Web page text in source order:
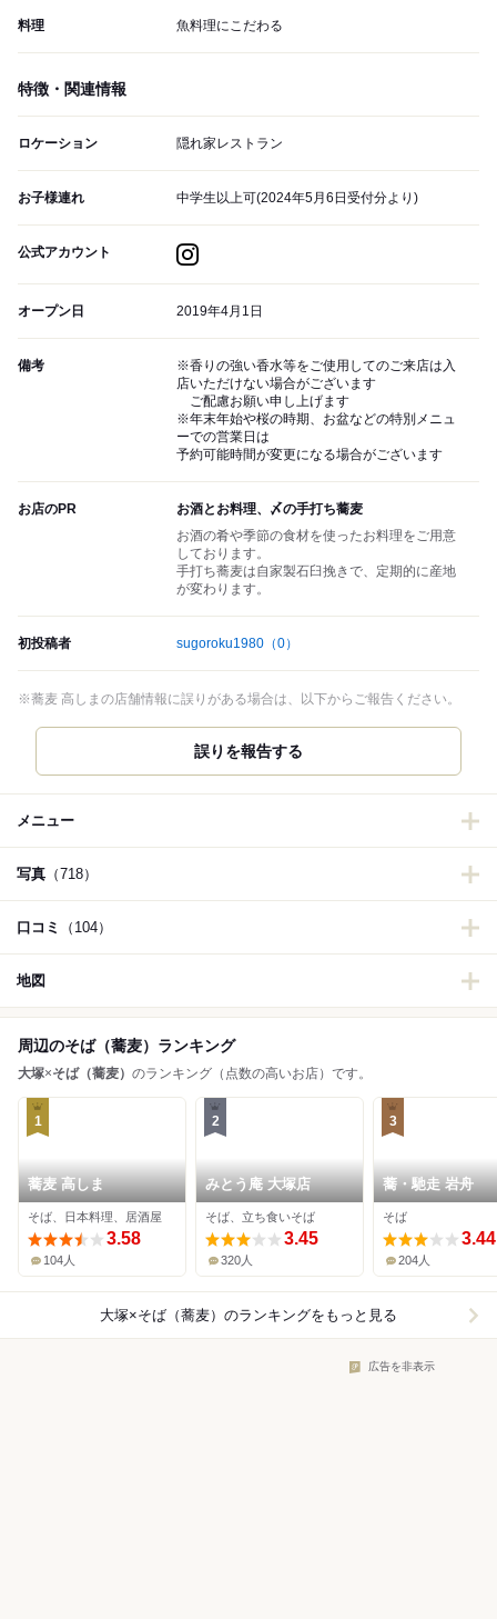
料理 魚料理にこだわる
特徴・関連情報
ロケーション 隠れ家レストラン
お子様連れ 中学生以上可(2024年5月6日受付分より)
公式アカウント
オープン日 2019年4月1日
備考
※香りの強い香水等をご使用してのご来店は入
店いただけない場合がございます
ご配慮お願い申し上げます
※年末年始や桜の時期、お盆などの特別メニュ
ーでの営業日は
予約可能時間が変更になる場合がございます
お店のPR
お酒とお料理、〆の手打ち蕎麦
お酒の肴や季節の食材を使ったお料理をご用意
しております。
手打ち蕎麦は自家製石臼挽きで、定期的に産地
が変わります。
初投稿者 sugoroku1980 （0）
※蕎麦 高しまの店舗情報に誤りがある場合は、以下からご報告ください。
誤りを報告する
メニュー
写真 （718）
口コミ （104）
地図
周辺のそば（蕎麦）ランキング
大塚×そば（蕎麦） のランキング（点数の高いお店）です。
1
蕎麦 高しま
そば、日本料理、居酒屋
3.58
104人
2
みとう庵 大塚店
そば、立ち食いそば
3.45
320人
3
蕎・馳走 岩舟
そば
3.44
204人
大塚×そば（蕎麦） のランキングをもっと見る
広告を非表示